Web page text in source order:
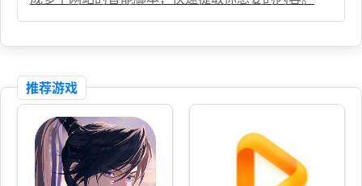
推荐游戏